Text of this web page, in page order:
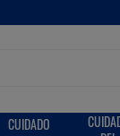
CUIDADO